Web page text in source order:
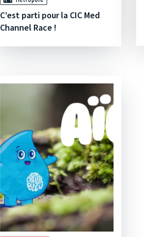
C’est parti pour la CIC Med
Channel Race !